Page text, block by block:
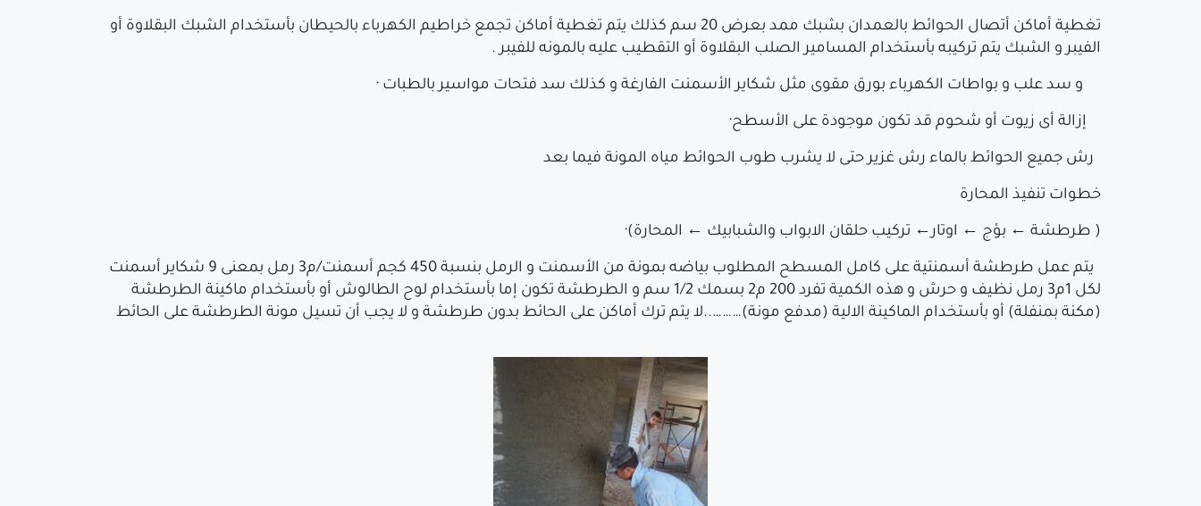
تغطية أماكن أتصال الحوائط بالعمدان بشبك ممد بعرض 20 سم كذلك يتم تغطية أماكن تجمع خراطيم الكهرباء بالحيطان بأستخدام الشبك البقلاوة أو
الفيبر و الشبك يتم تركيبه بأستخدام المسامير الصلب البقلاوة أو التقطيب عليه بالمونه للفيبر .
و سد علب و بواطات الكهرباء بورق مقوى مثل شكاير الأسمنت الفارغة و كذلك سد فتحات مواسير بالطبات ·
إزالة أى زيوت أو شحوم قد تكون موجودة على الأسطح·
رش جميع الحوائط بالماء رش غزير حتى لا يشرب طوب الحوائط مياه المونة فيما بعد
خطوات تنفيذ المحارة
( طرطشة ← بؤج ← اوتار← تركيب حلقان الابواب والشبابيك ← المحارة)·
يتم عمل طرطشة أسمنتية على كامل المسطح المطلوب بياضه بمونة من الأسمنت و الرمل بنسبة 450 كجم أسمنت/م3 رمل بمعنى 9 شكاير أسمنت
لكل 1م3 رمل نظيف و حرش و هذه الكمية تفرد 200 م2 بسمك 1/2 سم و الطرطشة تكون إما بأستخدام لوح الطالوش أو بأستخدام ماكينة الطرطشة
(مكنة بمنفلة) أو بأستخدام الماكينة الالية (مدفع مونة)………..لا يتم ترك أماكن على الحائط بدون طرطشة و لا يجب أن تسيل مونة الطرطشة على الحائط